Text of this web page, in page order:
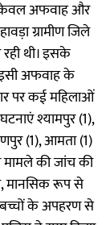
केवल अफवाह और
ग्रामीण जिले
थी। इसके
अफवाह के
पर कई महिलाओं
श्यामपुर (1),
(1), आमता (1)
की जांच की
मानसिक रूप से
के अपहरण से